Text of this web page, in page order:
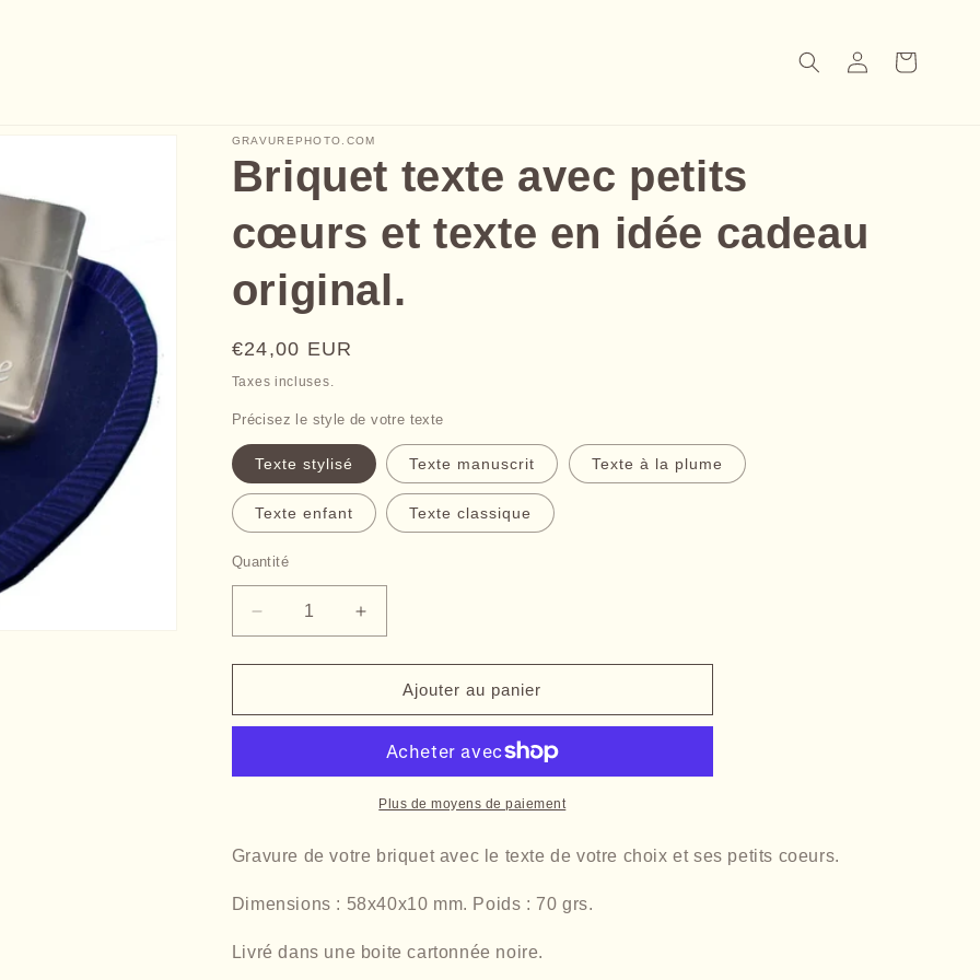
ConnexionPanier
GRAVUREPHOTO.COM
Briquet texte avec petits
cœurs et texte en idée cadeau
original.
Prix
habituel
€24,00 EUR
Taxes incluses.
Précisez le style de votre texte
Texte stylisé Texte manuscrit Texte à la plume
Texte enfant Texte classique
Quantité
Quantité
Réduire
la
quantité
Briquet
petits
texte
idée
original.
Augmenter
la
quantité
Briquet
avec
petits
cœurs
texte
idée
original.
Ajouter au panier
Plus de moyens de paiement
Gravure de votre briquet avec le texte de votre choix et ses petits coeurs.
Dimensions : 58x40x10 mm. Poids : 70 grs.
Livré dans une boite cartonnée noire.